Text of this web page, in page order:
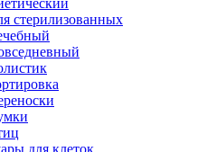
стерилизованных
для клеток